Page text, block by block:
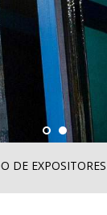
DE EXPOSITORES